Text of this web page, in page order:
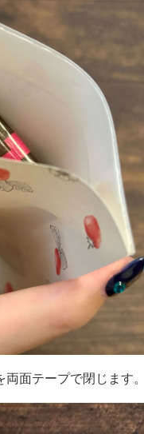
面テープで閉じます。